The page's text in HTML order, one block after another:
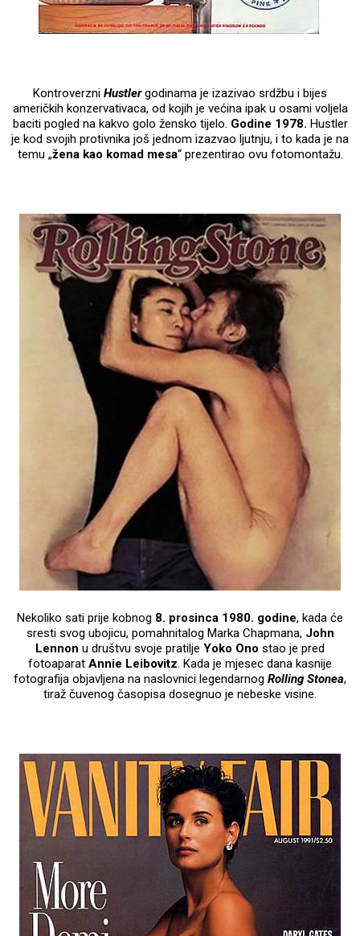
Kontroverzni Hustlergodinama je izazivao srdžbu i bijes
američkih konzervativaca, od kojih je većina ipak u osami voljela
baciti pogled na kakvo golo žensko tijelo. Godine 1978. Hustler
je kod svojih protivnika još jednom izazvao ljutnju, i to kada je na
temu „žena kao komad mesa“ prezentirao ovu fotomontažu.
Nekoliko sati prije kobnog 8. prosinca 1980. godine, kada će
sresti svog ubojicu, pomahnitalog Marka Chapmana, John
Lennon u društvu svoje pratilje Yoko Ono stao je pred
fotoaparat Annie Leibovitz. Kada je mjesec dana kasnije
fotografija objavljena na naslovnici legendarnog Rolling Stonea,
tiraž čuvenog časopisa dosegnuo je nebeske visine.